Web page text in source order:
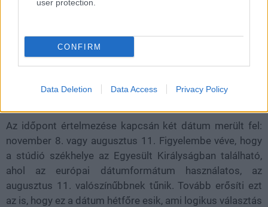
user protection.
CONFIRM
Data Deletion Data Access Privacy Policy
Az időpont értelmezése kapcsán két dátum merült fel:
november 8. vagy augusztus 11. Figyelembe véve, hogy
a stúdió székhelye az Egyesült Királyságban található,
ahol az európai dátumformátum használatos, az
augusztus 11. valószínűbbnek tűnik. Tovább erősíti ezt
az is, hogy ez a dátum hétfőre esik, ami logikus választás